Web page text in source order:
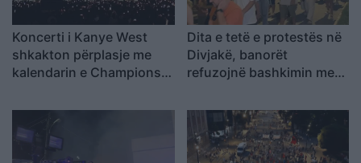
Koncerti i Kanye West
shkakton përplasje me
kalendarin e Champions
Dita e tetë e protestës në
Divjakë, banorët
refuzojnë bashkimin me